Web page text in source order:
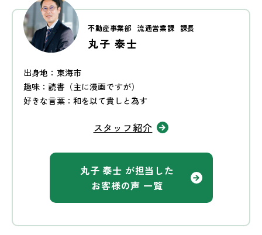
不動産事業部 流通営業課 課長
丸子 泰士
出身地：東海市
趣味：読書（主に漫画ですが）
好きな言葉：和を以て貴しと為す
スタッフ紹介
丸子 泰士 が担当した
お客様の声 一覧